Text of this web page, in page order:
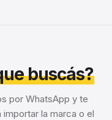
buscás?
por WhatsApp y te
la marca o el